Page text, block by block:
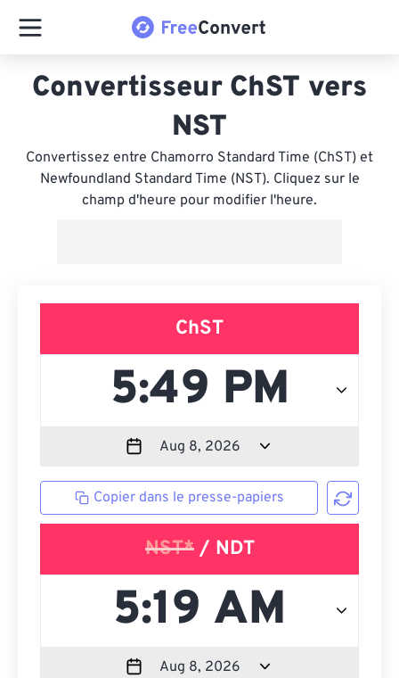
Convertisseur ChST vers
NST
Convertissez entre Chamorro Standard Time (ChST) et
Newfoundland Standard Time (NST). Cliquez sur le
champ d'heure pour modifier l'heure.
ChST
Copier dans le presse-papiers
NST*/ NDT